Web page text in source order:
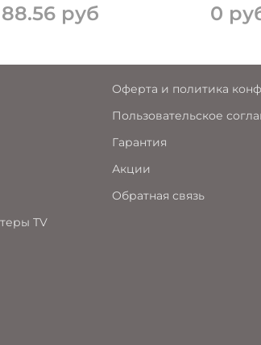
88.56 руб 0
TV
Оферта и политика
Пользовательское
Гарантия
Акции
Обратная связь